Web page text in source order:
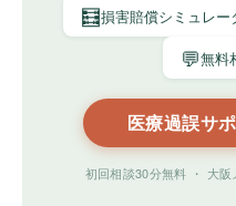
🧮損害賠償シミュレー
💬無料
医療過誤サ
初回相談30分無料 ・ 大